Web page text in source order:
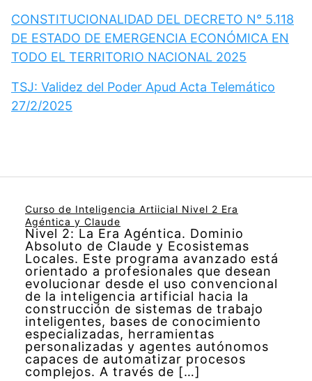
CONSTITUCIONALIDAD DEL DECRETO N° 5.118
DE ESTADO DE EMERGENCIA ECONÓMICA EN
TODO EL TERRITORIO NACIONAL 2025
TSJ: Validez del Poder Apud Acta Telemático
27/2/2025
Curso de Inteligencia Artiicial Nivel 2 Era
Agéntica y Claude
Nivel 2: La Era Agéntica. Dominio
Absoluto de Claude y Ecosistemas
Locales. Este programa avanzado está
orientado a profesionales que desean
evolucionar desde el uso convencional
de la inteligencia artificial hacia la
construcción de sistemas de trabajo
inteligentes, bases de conocimiento
especializadas, herramientas
personalizadas y agentes autónomos
capaces de automatizar procesos
complejos. A través de […]